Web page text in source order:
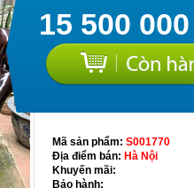
15 500 000
Đặt hàng
Mã sản phẩm: S001770
Địa điểm bán: Hà Nội
Khuyến mãi:
Bảo hành: